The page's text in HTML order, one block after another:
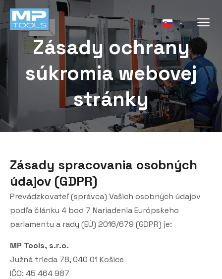
Zásady ochrany
súkromia webovej
stránky
Zásady spracovania osobných
údajov (GDPR)
Prevádzkovateľ (správca) Vašich osobných údajov
podľa článku 4 bod 7 Nariadenia Európskeho
parlamentu a rady (EÚ) 2016/679 (GDPR) je:
MP Tools, s.r.o.
Južná trieda 78, 040 01 Košice
IČO: 45 464 987